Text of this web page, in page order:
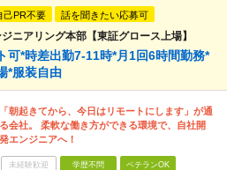
己PR不要 話を聞きたい応募可
ニアリング本部【東証グロース上場】
可*時差出勤7-11時*月1回6時間勤務*
*服装自由
「朝起きてから、今日はリモートにします」が通
る会社。 柔軟な働き方ができる環境で、自社開
発エンジニアへ！
未経験歓迎 学歴不問 ベテランOK